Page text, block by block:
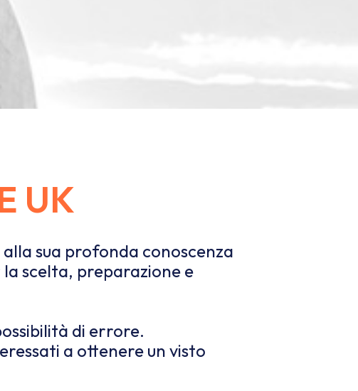
UK
alla sua profonda conoscenza
scelta, preparazione e
di errore.
a ottenere un visto